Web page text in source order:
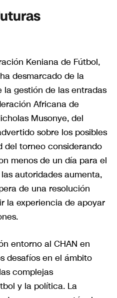
Keniana de Fútbol,
desmarcado de la
gestión de las entradas
Africana de
Musonye, del
sobre los posibles
del torneo considerando
menos de un día para el
autoridades aumenta,
de una resolución
la experiencia de apoyar
entorno al CHAN en
desafíos en el ámbito
complejas
y la política. La